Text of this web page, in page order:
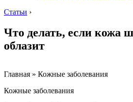
Статьи ›
Что делать, если кожа
облазит
Главная » Кожные заболевания
Кожные заболевания